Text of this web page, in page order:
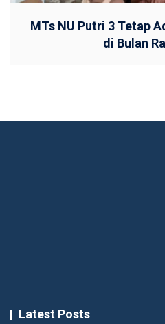
MTs NU Putri 3 Tetap
di Bulan
Latest Posts